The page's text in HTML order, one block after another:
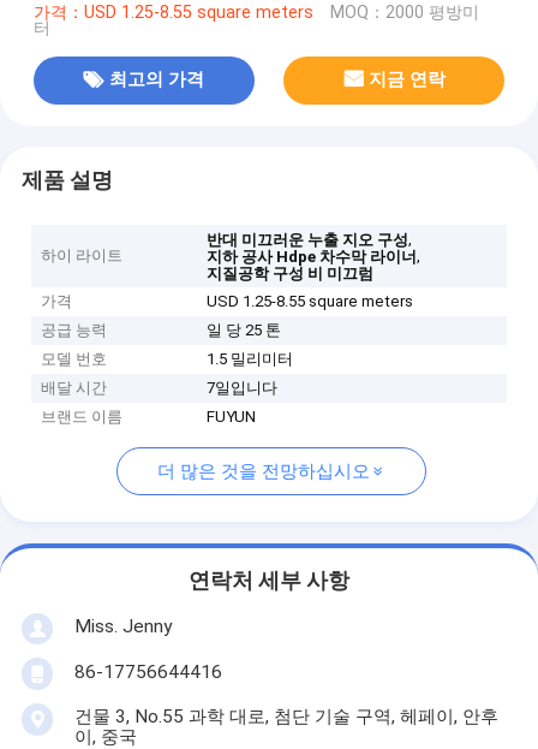
가격：USD 1.25-8.55 square meters MOQ：2000 평방미
터
최고의 가격 지금 연락
제품 설명
하이 라이트
반대 미끄러운 누출 지오 구성,
지하 공사 Hdpe 차수막 라이너,
지질공학 구성 비 미끄럼
가격
USD 1.25-8.55 square meters
공급 능력
일 당 25 톤
모델 번호
1.5 밀리미터
배달 시간
7일입니다
브랜드 이름
FUYUN
더 많은 것을 전망하십시오
연락처 세부 사항
Miss. Jenny
86-17756644416
건물 3, No.55 과학 대로, 첨단 기술 구역, 헤페이, 안후
이, 중국